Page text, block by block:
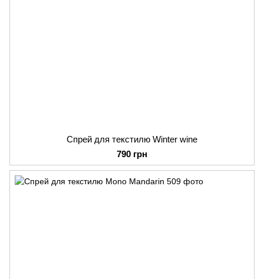
Спрей для текстилю Winter wine
790 грн